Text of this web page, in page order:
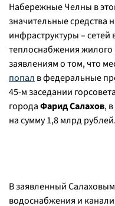
Набережные Челны в
значительные средства
инфраструктуры –
теплоснабжения
заявлениям о том, что
попал в федеральные
45-м заседании
городаФарид Салахов,
на сумму 1,8 млрд рублей.
В заявленный
водоснабжения и